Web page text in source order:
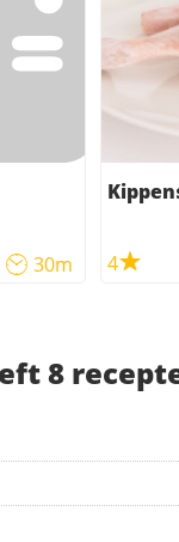
30m 4
8